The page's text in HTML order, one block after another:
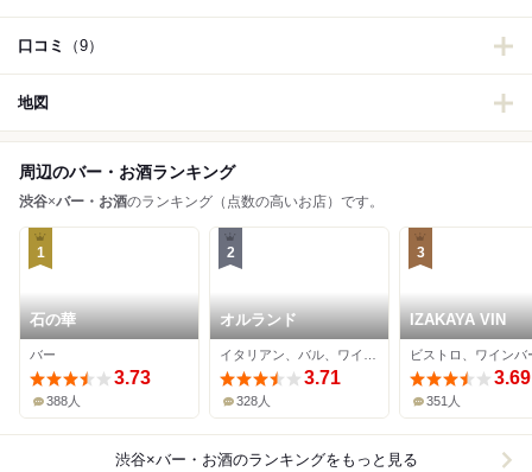
口コミ （9）
地図
周辺のバー・お酒ランキング
渋谷×バー・お酒のランキング（点数の高いお店）です。
1
石の華
バー
3.73
388人
2
オルランド
3.71
328人
3
IZAKAYA VIN
3.69
351人
渋谷×バー・お酒のランキングをもっと見る